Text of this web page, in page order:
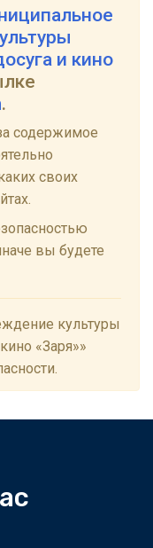
и кино
.
содержимое
своих
вы будете
культуры
«Заря»»